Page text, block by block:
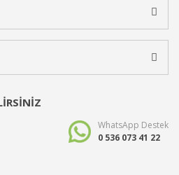
WhatsApp Destek
0 536 073 41 22